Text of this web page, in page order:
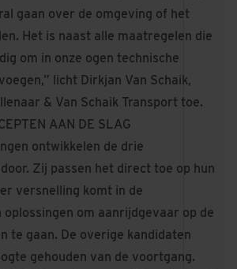
gaan over de omgeving of het
Het is naast alle maatregelen die
om in onze ogen technische
licht Dirkjan Van Schaik,
& Van Schaik Transport toe.
AAN DE SLAG
ontwikkelen de drie
Zij passen het direct toe op hun
versnelling komt in de
om aanrijdgevaar op de
te gaan. De overige kandidaten
gehouden van de voortgang.